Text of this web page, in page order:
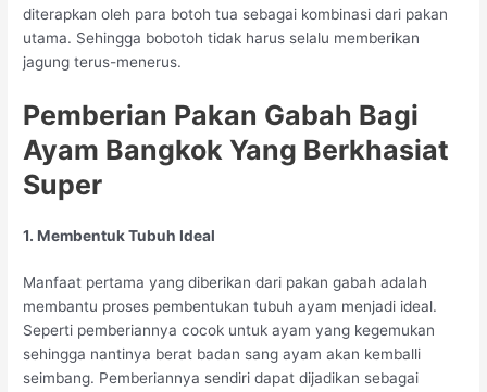
diterapkan oleh para botoh tua sebagai kombinasi dari pakan
utama. Sehingga bobotoh tidak harus selalu memberikan
jagung terus-menerus.
Pemberian Pakan Gabah Bagi
Ayam Bangkok Yang Berkhasiat
Super
1. Membentuk Tubuh Ideal
Manfaat pertama yang diberikan dari pakan gabah adalah
membantu proses pembentukan tubuh ayam menjadi ideal.
Seperti pemberiannya cocok untuk ayam yang kegemukan
sehingga nantinya berat badan sang ayam akan kemballi
seimbang. Pemberiannya sendiri dapat dijadikan sebagai